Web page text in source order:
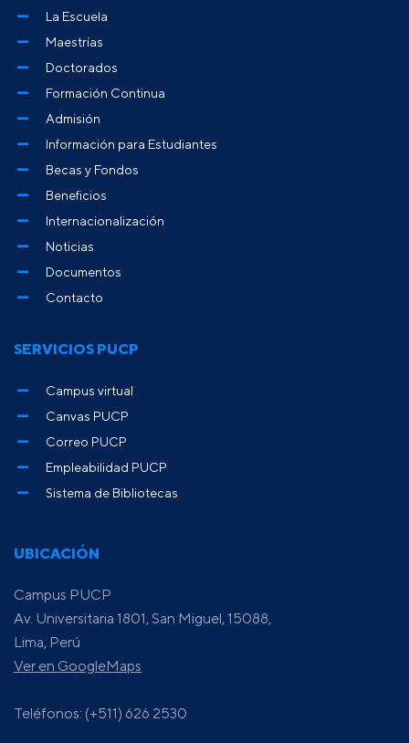
UBICACIÓN
Campus PUCP
Av. Universitaria 1801, San Miguel, 15088,
Lima, Perú
Ver en GoogleMaps
Teléfonos: (+511) 626 2530
La Escuela
Maestrías
Doctorados
Formación Continua
Admisión
Información para Estudiantes
Becas y Fondos
Beneficios
Internacionalización
Noticias
Documentos
Contacto
SERVICIOS PUCP
Campus virtual
Canvas PUCP
Correo PUCP
Empleabilidad PUCP
Sistema de Bibliotecas